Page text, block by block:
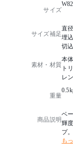
サイズ
サイズ補足
直
埋
切
素材・材質
本
ト
レ
重量
商品説明
ベ
輝
プ。
や
も